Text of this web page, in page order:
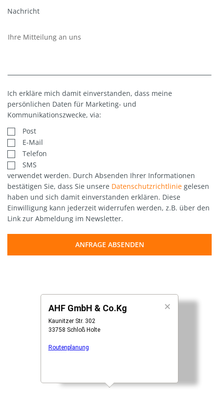
Nachricht
Ich erkläre mich damit einverstanden, dass meine
persönlichen Daten für Marketing- und
Kommunikationszwecke, via:
Post
E-Mail
Telefon
SMS
verwendet werden. Durch Absenden Ihrer Informationen
bestätigen Sie, dass Sie unsere Datenschutzrichtlinie gelesen
haben und sich damit einverstanden erklären. Diese
Einwilligung kann jederzeit widerrufen werden, z.B. über den
Link zur Abmeldung im Newsletter.
ANFRAGE ABSENDEN